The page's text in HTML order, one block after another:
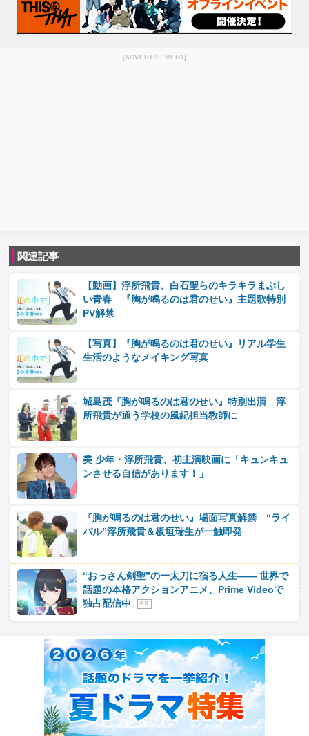
[ADVERTISEMENT]
関連記事
【動画】浮所飛貴、白石聖らのキラキラまぶし
い青春 『胸が鳴るのは君のせい』主題歌特別
PV解禁
【写真】『胸が鳴るのは君のせい』リアル学生
生活のようなメイキング写真
城島茂『胸が鳴るのは君のせい』特別出演 浮
所飛貴が通う学校の風紀担当教師に
美 少年・浮所飛貴、初主演映画に「キュンキュ
ンさせる自信があります！」
『胸が鳴るのは君のせい』場面写真解禁 “ライ
バル”浮所飛貴＆板垣瑞生が一触即発
“おっさん剣聖”の一太刀に宿る人生―― 世界で
話題の本格アクションアニメ、Prime Videoで
独占配信中
P R